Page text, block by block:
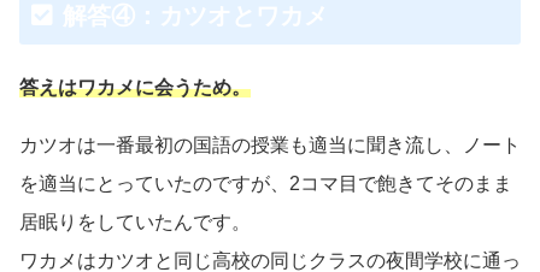
解答④：カツオとワカメ
答えはワカメに会うため。
カツオは一番最初の国語の授業も適当に聞き流し、ノート
を適当にとっていたのですが、2コマ目で飽きてそのまま
居眠りをしていたんです。
ワカメはカツオと同じ高校の同じクラスの夜間学校に通っ